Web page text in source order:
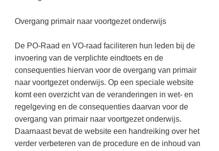
Overgang primair naar voortgezet onderwijs
De PO-Raad en VO-raad faciliteren hun leden bij de
invoering van de verplichte eindtoets en de
consequenties hiervan voor de overgang van primair
naar voortgezet onderwijs. Op een speciale website
komt een overzicht van de veranderingen in wet- en
regelgeving en de consequenties daarvan voor de
overgang van primair naar voortgezet onderwijs.
Daarnaast bevat de website een handreiking over het
verder verbeteren van de procedure en de inhoud van